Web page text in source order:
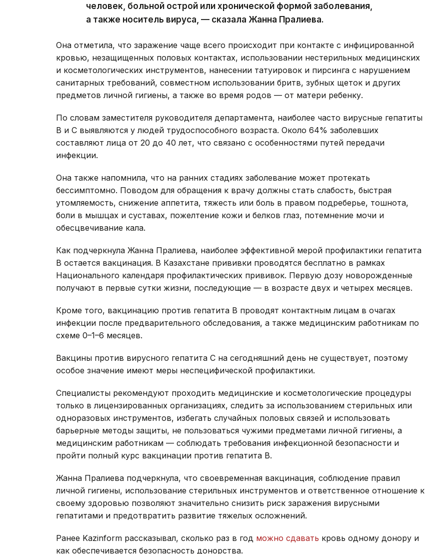
человек, больной острой или хронической формой заболевания,
а также носитель вируса, — сказала Жанна Пралиева.
Она отметила, что заражение чаще всего происходит при контакте с инфицированной
кровью, незащищенных половых контактах, использовании нестерильных медицинских
и косметологических инструментов, нанесении татуировок и пирсинга с нарушением
санитарных требований, совместном использовании бритв, зубных щеток и других
предметов личной гигиены, а также во время родов — от матери ребенку.
По словам заместителя руководителя департамента, наиболее часто вирусные гепатиты
В и С выявляются у людей трудоспособного возраста. Около 64% заболевших
составляют лица от 20 до 40 лет, что связано с особенностями путей передачи
инфекции.
Она также напомнила, что на ранних стадиях заболевание может протекать
бессимптомно. Поводом для обращения к врачу должны стать слабость, быстрая
утомляемость, снижение аппетита, тяжесть или боль в правом подреберье, тошнота,
боли в мышцах и суставах, пожелтение кожи и белков глаз, потемнение мочи и
обесцвечивание кала.
Как подчеркнула Жанна Пралиева, наиболее эффективной мерой профилактики гепатита
В остается вакцинация. В Казахстане прививки проводятся бесплатно в рамках
Национального календаря профилактических прививок. Первую дозу новорожденные
получают в первые сутки жизни, последующие — в возрасте двух и четырех месяцев.
Кроме того, вакцинацию против гепатита В проводят контактным лицам в очагах
инфекции после предварительного обследования, а также медицинским работникам по
схеме 0–1–6 месяцев.
Вакцины против вирусного гепатита С на сегодняшний день не существует, поэтому
особое значение имеют меры неспецифической профилактики.
Специалисты рекомендуют проходить медицинские и косметологические процедуры
только в лицензированных организациях, следить за использованием стерильных или
одноразовых инструментов, избегать случайных половых связей и использовать
барьерные методы защиты, не пользоваться чужими предметами личной гигиены, а
медицинским работникам — соблюдать требования инфекционной безопасности и
пройти полный курс вакцинации против гепатита В.
Жанна Пралиева подчеркнула, что своевременная вакцинация, соблюдение правил
личной гигиены, использование стерильных инструментов и ответственное отношение к
своему здоровью позволяют значительно снизить риск заражения вирусными
гепатитами и предотвратить развитие тяжелых осложнений.
Ранее Kazinform рассказывал, сколько раз в год можно сдавать кровь одному донору и
как обеспечивается безопасность донорства.